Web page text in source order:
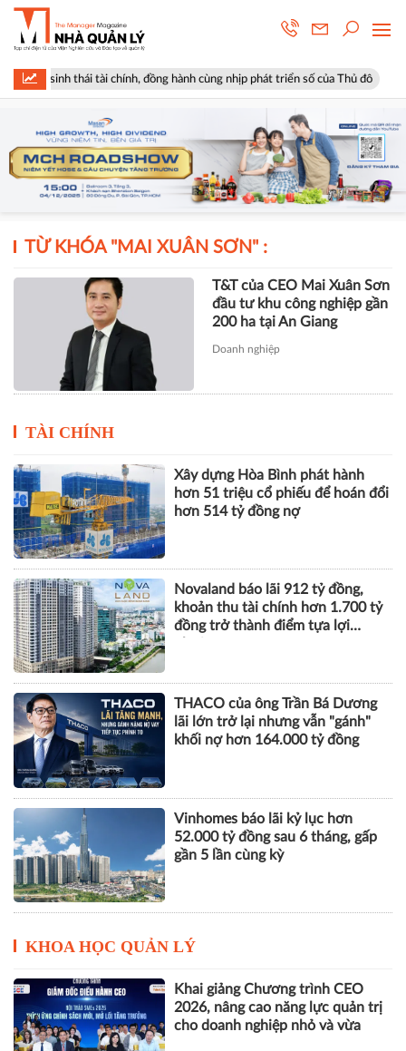
hệ sinh thái tài chính, đồng hành cùng nhịp phát triển số của Thủ đô
TỪ KHÓA " " :
T&T của CEO Mai Xuân Sơn
đầu tư khu công nghiệp gần
200 ha tại An Giang
TÀI CHÍNH
Xây dựng Hòa Bình phát hành
hơn 514 tỷ đồng nợ
Novaland báo lãi 912 tỷ đồng,
khoản thu tài chính hơn 1.700 tỷ
đồng trở thành điểm tựa lợi
THACO của ông Trần Bá Dương
lãi lớn trở lại nhưng vẫn "gánh"
khối nợ hơn 164.000 tỷ đồng
Vinhomes báo lãi kỷ lục hơn
52.000 tỷ đồng sau 6 tháng, gấp
gần 5 lần cùng kỳ
KHOA HỌC QUẢN LÝ
Khai giảng Chương trình CEO
ESG, số hóa và năng lực chống
chịu tạo động lực mới cho doanh
nghiệp Việt